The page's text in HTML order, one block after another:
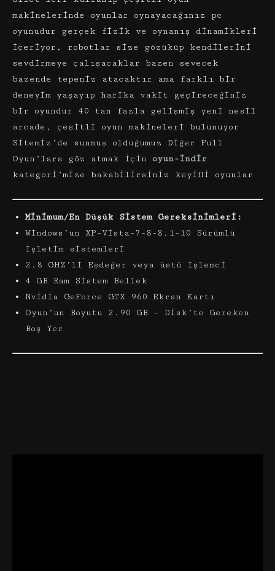
makinelerinde oyunlar oynayacağınız pc
oyunudur gerçek fizik ve oynanış dinamikleri
içeriyor, robotlar size gözüküp kendilerini
sevdirmeye çalışacaklar bazen sevecek
bazende tepeniz atacaktır ama farklı bir
deneyim yaşayıp harika vakit geçireceğiniz
bir oyundur 40 tan fazla gelişmiş yeni nesil
arcade, çeşitli oyun makineleri bulunuyor
Sitemiz’de sunmuş olduğumuz Diğer Full
Oyun’lara göz atmak için oyun-indir
kategori’mize bakabilirsiniz keyifli oyunlar
Minimum/En Düşük Sistem Gereksinimleri:
Windows’un XP-Vista-7-8-8.1-10 Sürümlü
işletim sistemleri
2.8 GHZ’li Eşdeğer veya üstü işlemci
4 GB Ram Sistem Bellek
Nvidia GeForce GTX 960 Ekran Kartı
Oyun’un Boyutu 2.90 GB – Disk’te Gereken
Boş Yer